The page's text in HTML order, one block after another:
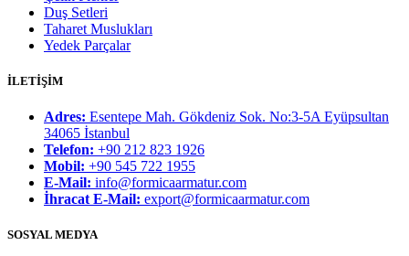
Duş Setleri
Taharet Muslukları
Yedek Parçalar
İLETİŞİM
Adres: Esentepe Mah. Gökdeniz Sok. No:3-5A Eyüpsultan
34065 İstanbul
Telefon: +90 212 823 1926
Mobil: +90 545 722 1955
E-Mail: info@formicaarmatur.com
İhracat E-Mail: export@formicaarmatur.com
SOSYAL MEDYA